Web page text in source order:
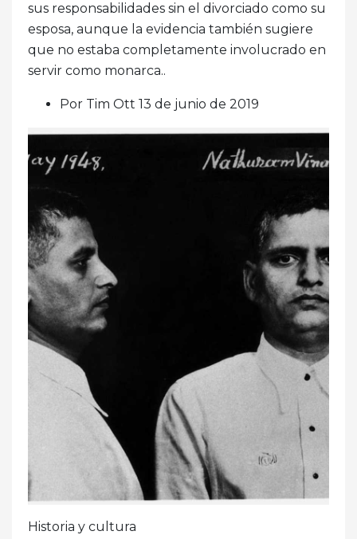
sus responsabilidades sin el divorciado como su
esposa, aunque la evidencia también sugiere
que no estaba completamente involucrado en
servir como monarca..
Por Tim Ott 13 de junio de 2019
Historia y cultura